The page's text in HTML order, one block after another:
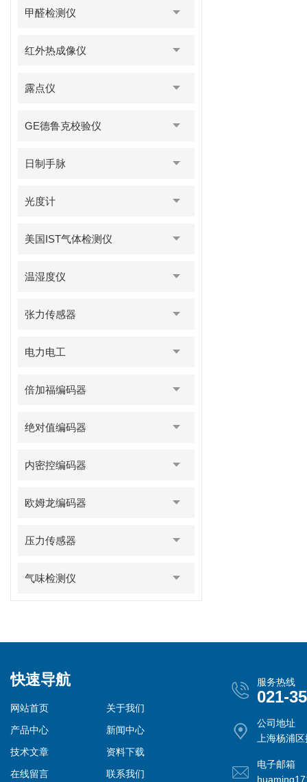
甲醛检测仪
红外热成像仪
露点仪
GE德鲁克校验仪
日制手脉
光度计
美国IST气体检测仪
温湿度仪
张力传感器
电力电工
倍加福编码器
绝对值编码器
内密控编码器
欧姆龙编码器
压力传感器
气味检测仪
快速导航
网站首页
关于我们
产品中心
新闻中心
技术文章
资料下载
在线留言
联系我们
服务热线
021-
公司地址
上海杨浦
电子邮箱